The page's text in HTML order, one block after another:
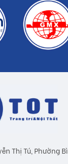
Thị Tú, Phường